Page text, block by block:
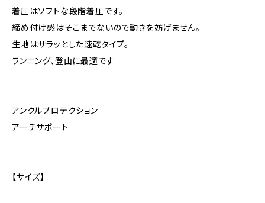
着圧はソフトな段階着圧です。
締め付け感はそこまでないので動きを妨げません。
生地はサラッとした速乾タイプ。
ランニング、登山に最適です
アンクルプロテクション
アーチサポート
【サイズ】